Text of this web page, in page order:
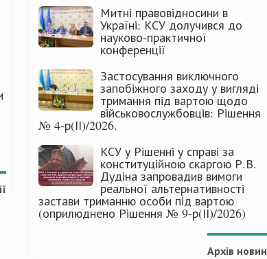
Митні правовідносини в
Україні: КСУ долучився до
науково-практичної
конференції
Застосування виключного
запобіжного заходу у вигляді
тримання під вартою щодо
військовослужбовців: Рішення
№ 4-р(ІІ)/2026.
КСУ у Рішенні у справі за
конституційною скаргою Р.В.
Дудіна запровадив вимоги
реальної альтернативності
застави триманню особи під вартою
(оприлюднено Рішення № 9-р(ІІ)/2026)
Архів новин